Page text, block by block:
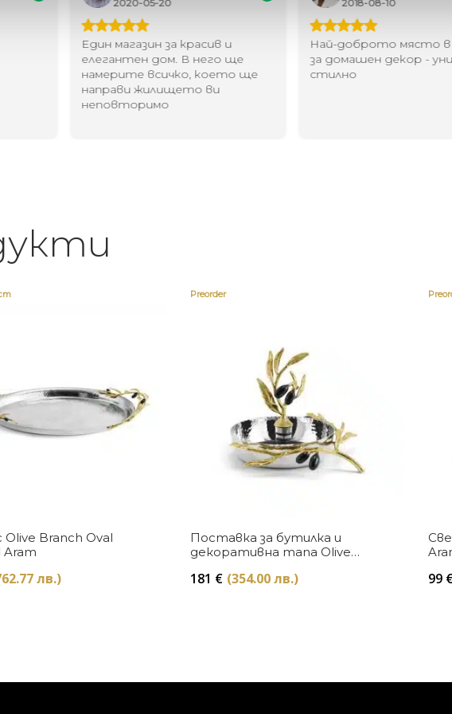
2020-05-20
Един магазин за красив и
елегантен дом. В него ще
намерите всичко, което ще
направи жилището ви
неповторимо
2018-08-10
Най-доброто място в
за домашен декор -
стилно
Купи
Branch Oval
Aram
лв.)
Preorder
Купи
Поставка за бутилка и
декоративна тапа Olive
181 € (354.00 лв.) 99